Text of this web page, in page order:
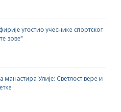
угостио учеснике спортског
зове“
манастира Улије: Светлост вере и